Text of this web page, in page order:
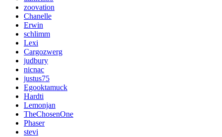
zoovation
Chanelle
Erwin
schlimm
Lexi
Cargozwerg
judbury
nicnac
justus75
Egooktamuck
Hardti
Lemonjan
TheChosenOne
Phaser
stevi